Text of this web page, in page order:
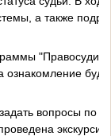
а также
ознакомление
вопросы по